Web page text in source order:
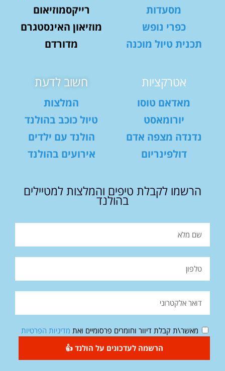
מסעדות
כפרי נופש
תכנית טיול מוכנה
רייקסמוזיאום
מוזיאון האינסטגרם
מדורדם
אטרקציות
מאדאם טוסו
יורומאסט
נדנדה מצפה אדם
דולפינריום
חשוב לדעת
המלצות
טיול כוכב בהולנד
הולנד עם ילדים
אירועים בהולנד
הרשמו לקבלת טיפים והמלצות למטיילים
בהולנד
מאשר\ת קבלת דיוור וחומרים פרסומיים ואת מדיניות הפרטיות
הרשמה לעדכונים על הולנד 👍